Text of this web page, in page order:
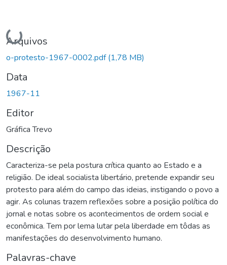
Carregando...
Arquivos
o-protesto-1967-0002.pdf(1,78 MB)
Data
1967-11
Editor
Gráfica Trevo
Descrição
Caracteriza-se pela postura crítica quanto ao Estado e a
religião. De ideal socialista libertário, pretende expandir seu
protesto para além do campo das ideias, instigando o povo a
agir. As colunas trazem reflexões sobre a posição política do
jornal e notas sobre os acontecimentos de ordem social e
econômica. Tem por lema lutar pela liberdade em tôdas as
manifestações do desenvolvimento humano.
Palavras-chave